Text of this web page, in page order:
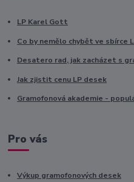
LP Karel Gott
Co by nemělo chybět ve sbírce
Desatero rad, jak zacházet s
Jak zjistit cenu LP desek
Gramofonová akademie -
Pro vás
Výkup gramofonových desek